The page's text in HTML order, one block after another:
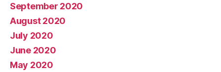
September 2020
August 2020
July 2020
June 2020
May 2020